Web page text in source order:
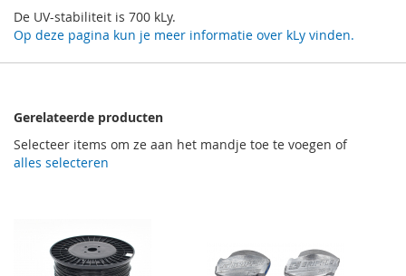
De UV-stabiliteit is 700 kLy.
Op deze pagina kun je meer informatie over kLy vinden.
Gerelateerde producten
Selecteer items om ze aan het mandje toe te voegen of
alles selecteren